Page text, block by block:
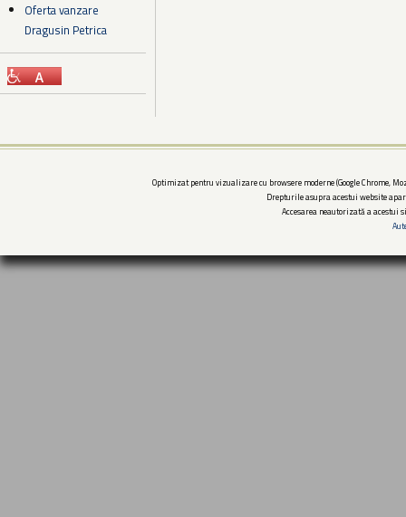
Oferta vanzare
Dragusin Petrica
Optimizat pentru vizualizare cu browsere moderne (Google Chrome,
Drepturile asupra acestui website
Accesarea neautorizată a acestui